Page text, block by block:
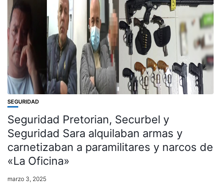
SEGURIDAD
Seguridad Pretorian, Securbel y
Seguridad Sara alquilaban armas y
carnetizaban a paramilitares y narcos de
«La Oficina»
marzo 3, 2025